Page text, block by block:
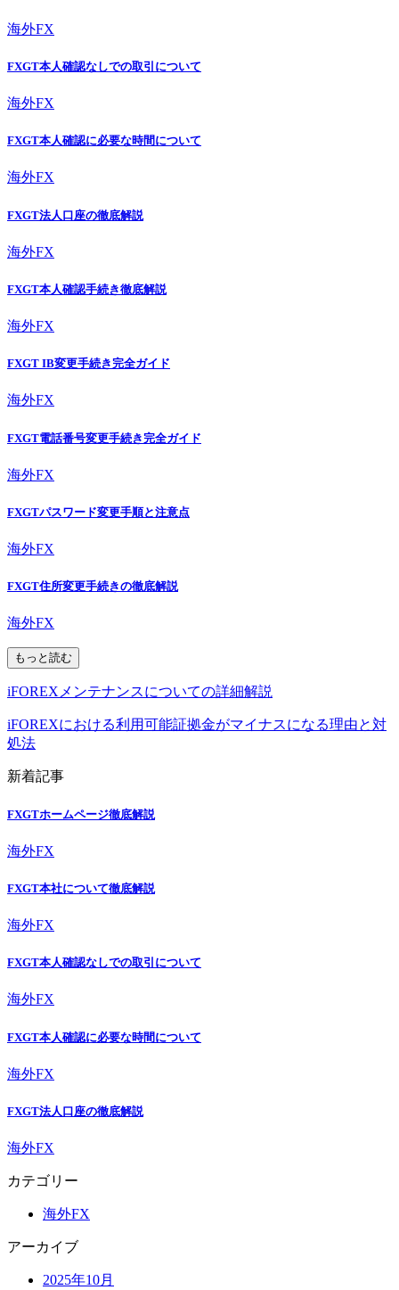
海外FX
FXGT本人確認なしでの取引について
海外FX
FXGT本人確認に必要な時間について
海外FX
FXGT法人口座の徹底解説
海外FX
FXGT本人確認手続き徹底解説
海外FX
FXGT IB変更手続き完全ガイド
海外FX
FXGT電話番号変更手続き完全ガイド
海外FX
FXGTパスワード変更手順と注意点
海外FX
FXGT住所変更手続きの徹底解説
海外FX
もっと読む
iFOREXメンテナンスについての詳細解説
iFOREXにおける利用可能証拠金がマイナスになる理由と対
処法
新着記事
FXGTホームページ徹底解説
海外FX
FXGT本社について徹底解説
海外FX
FXGT本人確認なしでの取引について
海外FX
FXGT本人確認に必要な時間について
海外FX
FXGT法人口座の徹底解説
海外FX
カテゴリー
海外FX
アーカイブ
2025年10月